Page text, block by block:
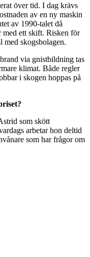
över tid. I dag krävs
av en ny maskin
av 1990-talet då
med ett skift. Risken för
med skogsbolagen.
via gnistbildning tas
klimat. Både regler
i skogen hoppas på
som skött
arbetar hon deltid
som har frågor om